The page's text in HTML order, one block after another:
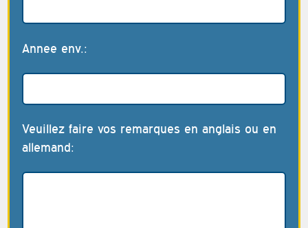
Annee env.:
Veuillez faire vos remarques en anglais ou en
allemand: